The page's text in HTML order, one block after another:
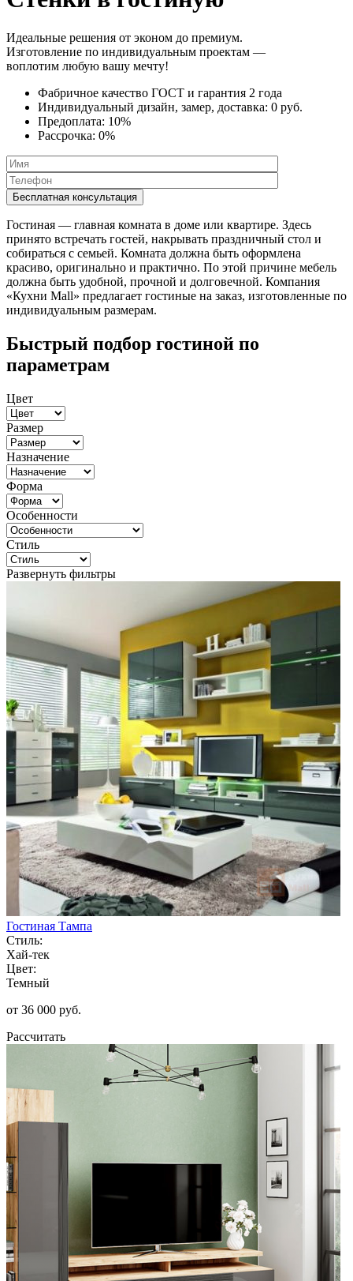
Идеальные решения от эконом до премиум.
Изготовление по индивидуальным проектам —
воплотим любую вашу мечту!
Фабричное качество ГОСТ и гарантия 2 года
Индивидуальный дизайн, замер, доставка: 0 руб.
Предоплата: 10%
Рассрочка: 0%
Гостиная — главная комната в доме или квартире. Здесь
принято встречать гостей, накрывать праздничный стол и
собираться с семьей. Комната должна быть оформлена
красиво, оригинально и практично. По этой причине мебель
должна быть удобной, прочной и долговечной. Компания
«Кухни Mall» предлагает гостиные на заказ, изготовленные по
индивидуальным размерам.
Быстрый подбор гостиной по
параметрам
Цвет
Размер
Назначение
Форма
Особенности
Стиль
Развернуть фильтры
Гостиная Тампа
Стиль:
Хай-тек
Цвет:
Темный
от 36 000 руб.
Рассчитать